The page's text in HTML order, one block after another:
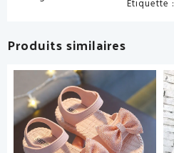
Étiquette :
Produits similaires